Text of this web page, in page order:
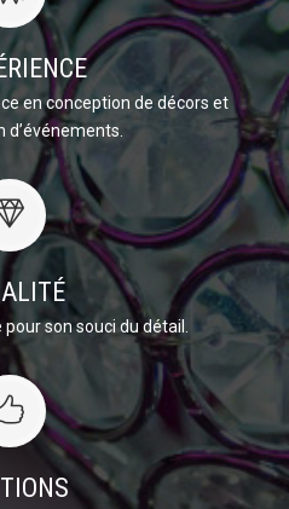
en conception de décors et
d’événements.
son souci du détail.